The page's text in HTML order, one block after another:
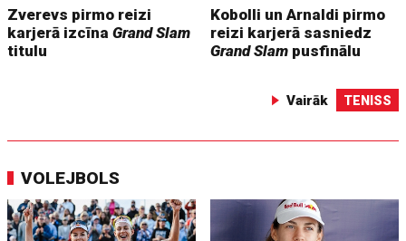
Zverevs pirmo reizi
karjerā izcīnaGrand Slam
titulu
Kobolli un Arnaldi pirmo
reizi karjerā sasniedz
Grand Slam pusfinālu
Vairāk TENISS
VOLEJBOLS